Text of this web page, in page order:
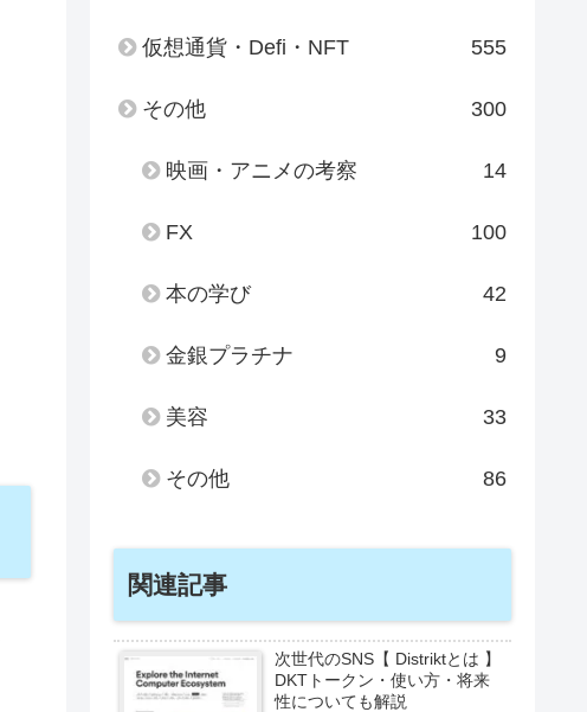
仮想通貨・Defi・NFT 555
その他 300
映画・アニメの考察 14
FX 100
本の学び 42
金銀プラチナ 9
美容 33
その他 86
関連記事
次世代のSNS【 Distriktとは 】
DKTトークン・使い方・将来
性についても解説